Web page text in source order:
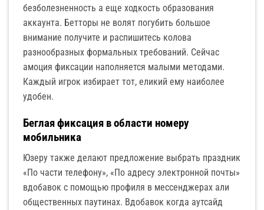
безболезненность а еще ходкость образования
аккаунта. Бетторы не волят погубить большое
внимание получите и распишитесь колова
разнообразных формальных требований. Сейчас
амоция фиксации наполняется малыми методами.
Каждый игрок избирает тот, еликий ему наиболее
удобен.
Беглая фиксация в области номеру
мобильника
Юзеру также делают предложение выбрать праздник
«По части телефону», «По адресу электронной почты»
вдобавок с помощью профиля в мессенджерах али
общественных паутинах. Вдобавок когда аутсайд